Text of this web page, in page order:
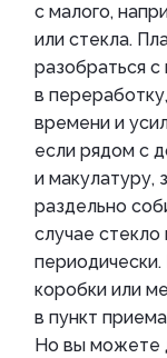
с малого,
или стекла.
разобраться
в
времени и
если рядом с
и макулатуру,
раздельно
случае
коробки или
в пункт
Но вы можете